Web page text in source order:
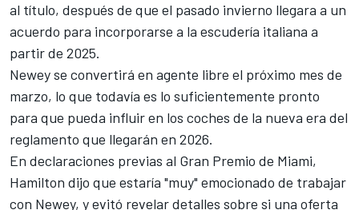
al título, después de que el pasado invierno llegara a un
acuerdo para incorporarse a la escudería italiana a
partir de 2025.
Newey se convertirá en agente libre el próximo mes de
marzo, lo que todavía es lo suficientemente pronto
para que pueda influir en los coches de la nueva era del
reglamento que llegarán en 2026.
En declaraciones previas al Gran Premio de Miami,
Hamilton dijo que estaría "muy" emocionado de trabajar
con Newey, y evitó revelar detalles sobre si una oferta